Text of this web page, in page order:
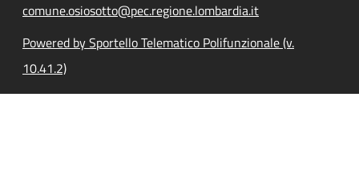
comune.osiosotto@pec.regione.lombardia.it
Powered by Sportello Telematico Polifunzionale (v.
10.41.2)